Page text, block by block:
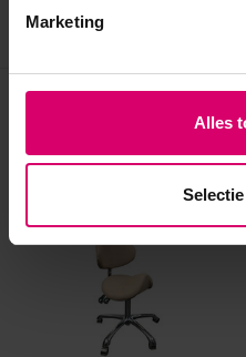
Marketing
Alles